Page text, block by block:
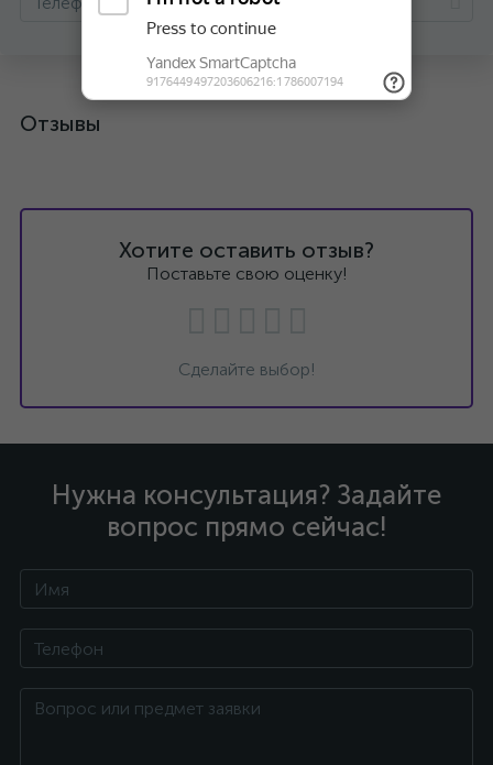
Отзывы
Хотите оставить отзыв?
Поставьте свою оценку!
Сделайте выбор!
Нужна консультация? Задайте
вопрос прямо сейчас!